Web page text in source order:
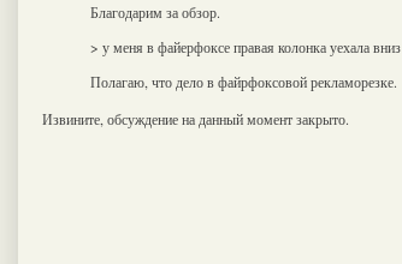
Благодарим за обзор.
> у меня в файерфоксе правая колонка уехала вниз
Полагаю, что дело в файрфоксовой рекламорезке.
Извините, обсуждение на данный момент закрыто.